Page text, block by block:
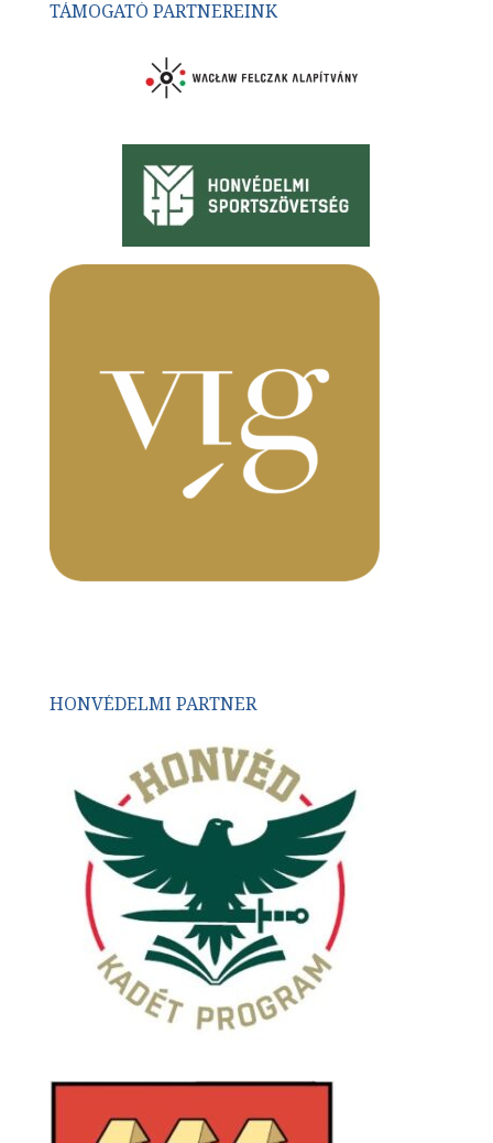
TÁMOGATÓ PARTNEREINK
HONVÉDELMI PARTNER